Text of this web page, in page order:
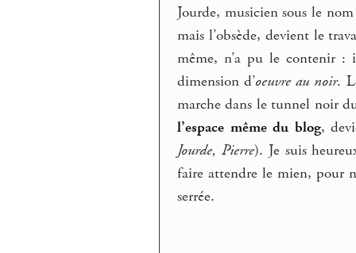
Jourde, musicien sous le
mais l’obsède, devient le
même, n’a pu le contenir
dimension d’oeuvre au noir.
marche dans le tunnel noir
l’espace même du blog,
Jourde, Pierre). Je suis
faire attendre le mien, pour
serrée.